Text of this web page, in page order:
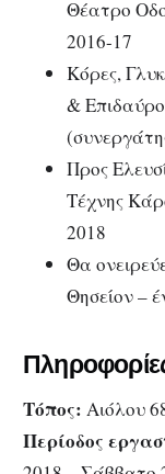
Θέατρο
2016-17
Κόρες,
&
Προς
Τέχνης
2018
Θα
Θησείον –
Τόπος: Αιόλου
Περίοδος